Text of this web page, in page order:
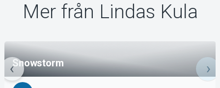
Mer från Lindas Kula
Snowstorm